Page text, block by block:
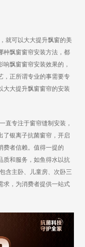
就可以大大提升飘窗的美
种飘窗窗帘安装方法，都
飘窗窗帘安装效果的，
，正所谓专业的事需要专
大大提升飘窗窗帘的安装
直专注于窗帘缝制安装，
了银离子抗菌窗帘，开启
费者信赖。值得一提的
质和服务，如鱼得水以抗
含主卧、儿童房、次卧三
求，为消费者提供一站式